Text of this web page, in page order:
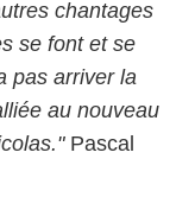
chantages
se font et se
pas arriver la
au nouveau
Pascal